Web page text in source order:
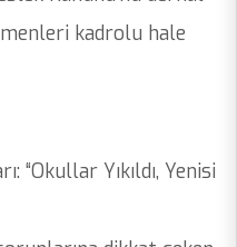
kadrolu hale
“Okullar Yıkıldı, Yenisi